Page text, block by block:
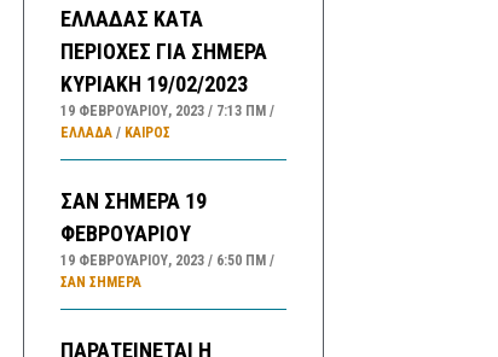
ΕΛΛΑΔΑΣ ΚΑΤΑ
ΠΕΡΙΟΧΕΣ ΓΙΑ ΣΗΜΕΡΑ
ΚΥΡΙΑΚΗ 19/02/2023
19 ΦΕΒΡΟΥΑΡΊΟΥ, 2023 7:13 ΠΜ
ΕΛΛΑΔA/ ΚΑΙΡΌΣ
ΣΑΝ ΣΗΜΕΡΑ 19
ΦΕΒΡΟΥΑΡΙΟΥ
19 ΦΕΒΡΟΥΑΡΊΟΥ, 2023 6:50 ΠΜ
ΣΑΝ ΣΉΜΕΡΑ
ΠΑΡΑΤΕΙΝΕΤΑΙ Η